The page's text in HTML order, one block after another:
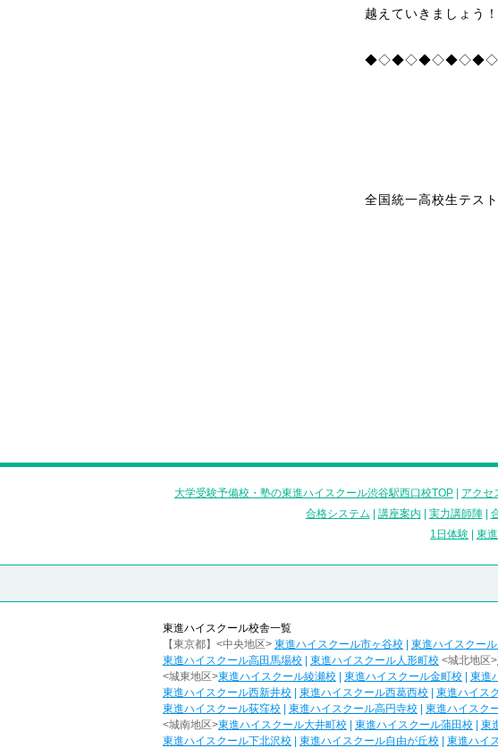
越えていきましょう！
全国統一高校生テス
大学受験予備校・塾の東進ハイスクール渋谷駅西口校TOP アクセ
合格システム
講座案内 実力講師陣|
1日体験
東
東進ハイスクール校舎一覧
【東京都】<中央地区> 東進ハイスクール市ヶ谷校 東進ハイスクー
東進ハイスクール高田馬場校
東進ハイスクール人形町校 <城北地区>
<城東地区>東進ハイスクール綾瀬校 東進ハイスクール金町校 東進
東進ハイスクール西新井校
東進ハイスクール西葛西校 東進ハイス
東進ハイスクール荻窪校
東進ハイスクール高円寺校 東進ハイスク
<城南地区>東進ハイスクール大井町校 東進ハイスクール蒲田校 東
東進ハイスクール下北沢校
東進ハイスクール自由が丘校 東進ハイ